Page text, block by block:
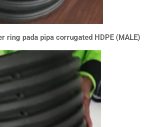
ring pada pipa corrugated HDPE (MALE)